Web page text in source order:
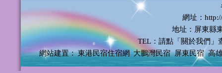
網址：
地址：屏東縣
TEL：請點「關於我們」
網站建置：東港民宿住宿網 大鵬灣民宿 屏東民宿 高